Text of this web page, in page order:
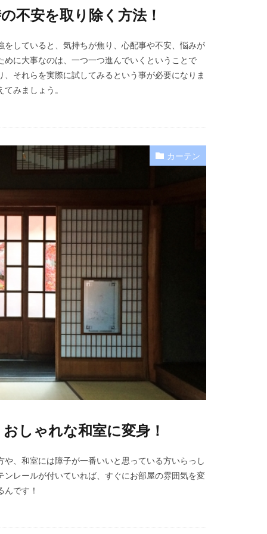
不安を取り除く方法！
していると、気持ちが焦り、心配事や不安、悩みが
に大事なのは、一つ一つ進んでいくということで
それらを実際に試してみるという事が必要になりま
みましょう。
カーテン
しゃれな和室に変身！
、和室には障子が一番いいと思っている方いらっし
レールが付いていれば、すぐにお部屋の雰囲気を変
です！